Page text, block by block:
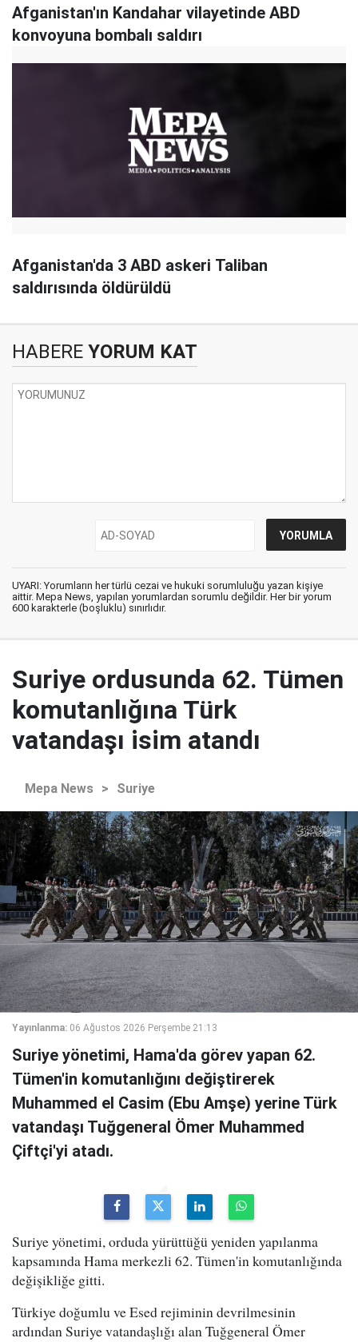
Afganistan'ın Kandahar vilayetinde ABD
konvoyuna bombalı saldırı
Afganistan'da 3 ABD askeri Taliban
saldırısında öldürüldü
HABERE YORUM KAT
UYARI: Yorumların her türlü cezai ve hukuki sorumluluğu yazan kişiye
aittir. Mepa News, yapılan yorumlardan sorumlu değildir. Her bir yorum
600 karakterle (boşluklu) sınırlıdır.
Suriye ordusunda 62. Tümen
komutanlığına Türk
vatandaşı isim atandı
Mepa News > Suriye
Yayınlanma: 06 Ağustos 2026 Perşembe 21:13
Suriye yönetimi, Hama'da görev yapan 62.
Tümen'in komutanlığını değiştirerek
Muhammed el Casim (Ebu Amşe) yerine Türk
vatandaşı Tuğgeneral Ömer Muhammed
Çiftçi'yi atadı.
Suriye yönetimi, orduda yürüttüğü yeniden yapılanma
kapsamında Hama merkezli 62. Tümen'in komutanlığında
değişikliğe gitti.
Türkiye doğumlu ve Esed rejiminin devrilmesinin
ardından Suriye vatandaşlığı alan Tuğgeneral Ömer